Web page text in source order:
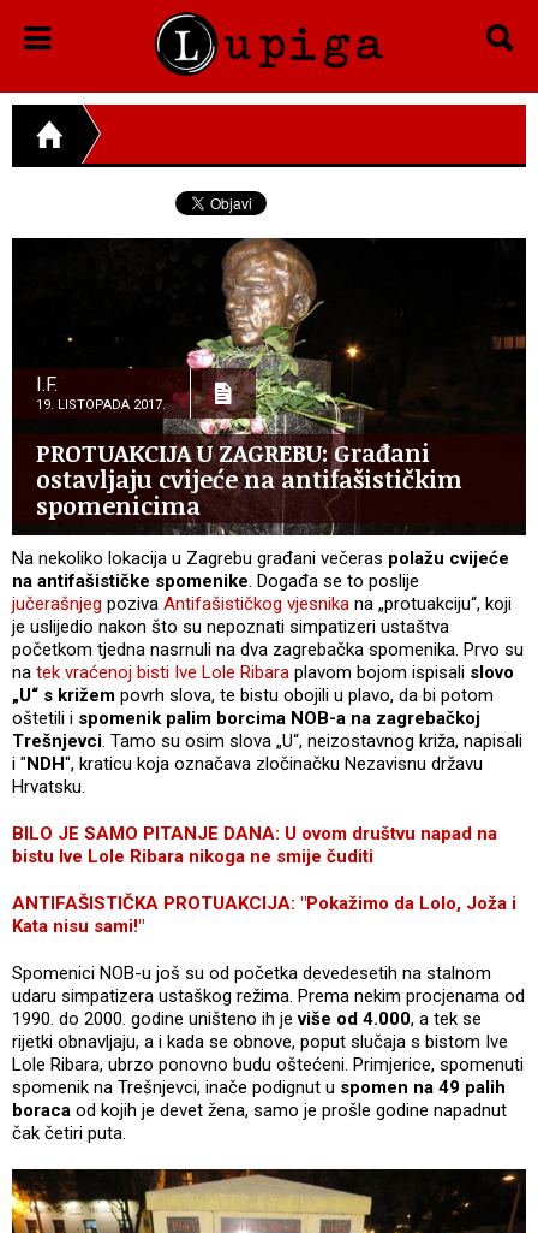
I.F.
19. LISTOPADA 2017.
PROTUAKCIJA U ZAGREBU: Građani
ostavljaju cvijeće na antifašističkim
spomenicima
Na nekoliko lokacija u Zagrebu građani večeras polažu cvijeće
na antifašističke spomenike. Događa se to poslije
jučerašnjeg poziva Antifašističkog vjesnika na „protuakciju“, koji
je uslijedio nakon što su nepoznati simpatizeri ustaštva
početkom tjedna nasrnuli na dva zagrebačka spomenika. Prvo su
na tek vraćenoj bisti Ive Lole Ribara plavom bojom ispisali slovo
„U“ s križem povrh slova, te bistu obojili u plavo, da bi potom
oštetili i spomenik palim borcima NOB-a na zagrebačkoj
Trešnjevci. Tamo su osim slova „U“, neizostavnog križa, napisali
i "NDH", kraticu koja označava zločinačku Nezavisnu državu
Hrvatsku.
BILO JE SAMO PITANJE DANA: U ovom društvu napad na
bistu Ive Lole Ribara nikoga ne smije čuditi
ANTIFAŠISTIČKA PROTUAKCIJA: "Pokažimo da Lolo, Joža i
Kata nisu sami!"
Spomenici NOB-u još su od početka devedesetih na stalnom
udaru simpatizera ustaškog režima. Prema nekim procjenama od
1990. do 2000. godine uništeno ih je više od 4.000, a tek se
rijetki obnavljaju, a i kada se obnove, poput slučaja s bistom Ive
Lole Ribara, ubrzo ponovno budu oštećeni. Primjerice, spomenuti
spomenik na Trešnjevci, inače podignut u spomen na 49 palih
boraca od kojih je devet žena, samo je prošle godine napadnut
čak četiri puta.